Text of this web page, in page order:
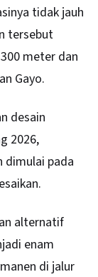
tidak jauh
tersebut
meter dan
Gayo.
desain
2026,
dimulai pada
alternatif
enam
di jalur